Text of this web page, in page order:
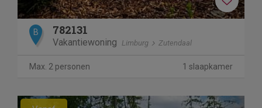
B 782131
Vakantiewoning Limburg Zutendaal
Max. 2 personen 1 slaapkamer
Previous Next